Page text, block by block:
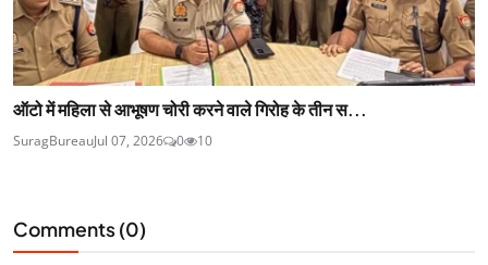
ऑटो में महिला से आभूषण चोरी करने वाले गिरोह के तीन स...
SuragBureauJul 07, 2026 0 10
Comments (0)